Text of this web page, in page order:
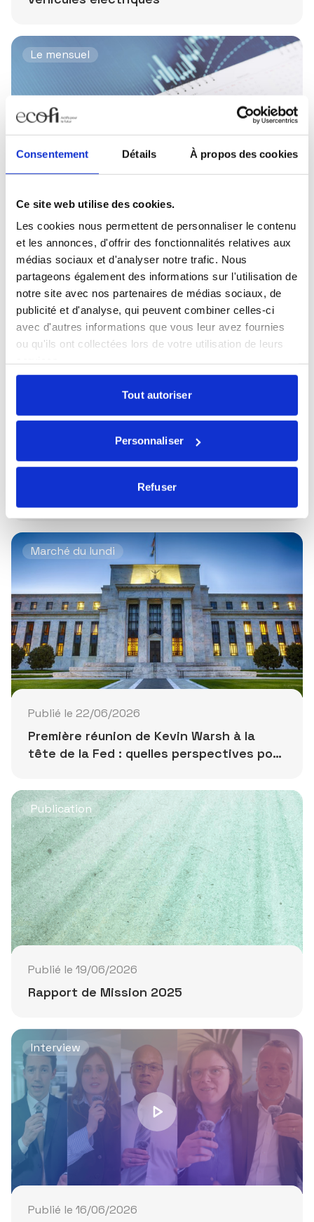
Consentement Détails À propos des cookies
Ce site web utilise des cookies.
Les cookies nous permettent de personnaliser le contenu
et les annonces, d'offrir des fonctionnalités relatives aux
médias sociaux et d'analyser notre trafic. Nous
partageons également des informations sur l'utilisation de
notre site avec nos partenaires de médias sociaux, de
publicité et d'analyse, qui peuvent combiner celles-ci
avec d'autres informations que vous leur avez fournies
ou qu'ils ont collectées lors de votre utilisation de leurs
Tout autoriser
Personnaliser
Refuser
Le mensuel
Le Mensuel - Juillet 2026
Interview
Marché du lundi
Publié le 22/06/2026
Première réunion de Kevin Warsh à la
tête de la Fed : quelles perspectives pour
Publication
Publié le 19/06/2026
Rapport de Mission 2025
Interview
Publié le 16/06/2026